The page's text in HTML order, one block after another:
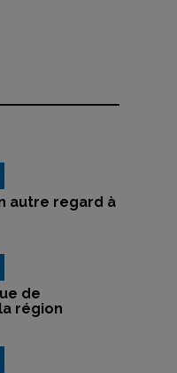
autre regard à
de
région